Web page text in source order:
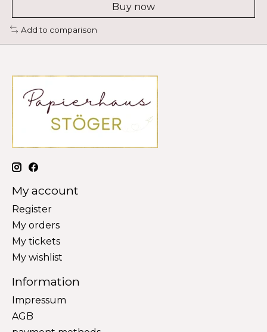
Buy now
Add to comparison
My account
Register
My orders
My tickets
My wishlist
Information
Impressum
AGB